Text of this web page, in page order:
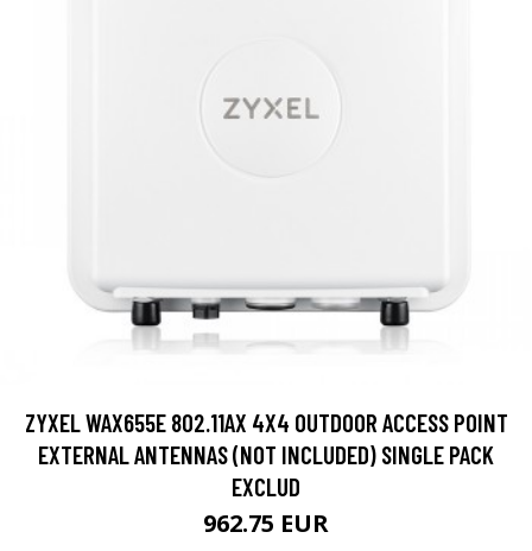
ZYXEL WAX655E 802.11AX 4X4 OUTDOOR ACCESS POINT
EXTERNAL ANTENNAS (NOT INCLUDED) SINGLE PACK
EXCLUD
962.75 EUR